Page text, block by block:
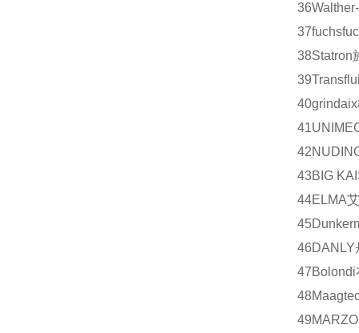
36
37fuchs
38Statron
39
40grindaix
41
42
43BIG
44ELMA
45
46DANLY
47Bolondi
48
49